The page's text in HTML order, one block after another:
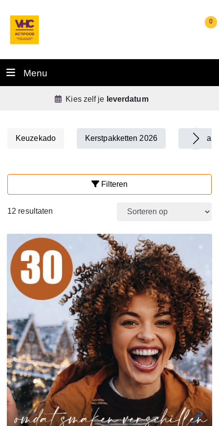
0
Menu
Deallerbesteservice
Keuzekado Kerstpakketten 2026
Filteren
12 resultaten